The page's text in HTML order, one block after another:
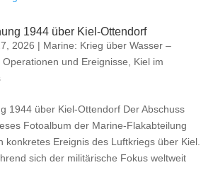
1944 über Kiel-Ottendorf
2026 | Marine: Krieg über Wasser –
und Ereignisse
Kiel im
1944 über Kiel-Ottendorf Der Abschuss
Fotoalbum der Marine-Flakabteilung
konkretes Ereignis des Luftkriegs über Kiel.
sich der militärische Fokus weltweit